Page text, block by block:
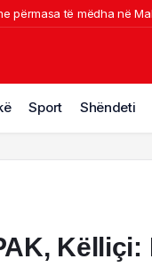
përmasa të mëdha në
Sport Shëndeti